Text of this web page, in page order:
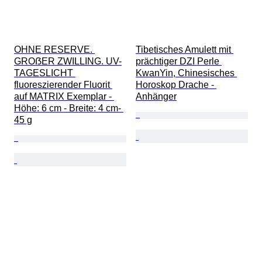
OHNE RESERVE.
GROẞER ZWILLING. UV-
TAGESLICHT
fluoreszierender Fluorit
auf MATRIX Exemplar -
Höhe: 6 cm - Breite: 4 cm-
45 g
Tibetisches Amulett mit
prächtiger DZI Perle
KwanYin, Chinesisches
Horoskop Drache -
Anhänger